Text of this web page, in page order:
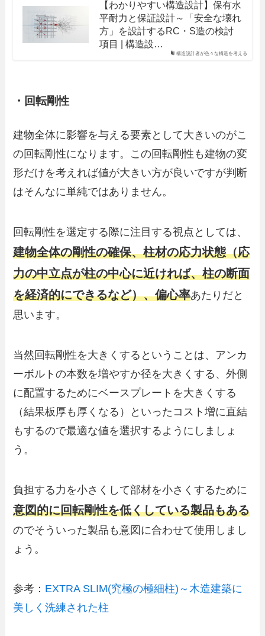
構造設計者が色々な構造を考える
【わかりやすい構造設計】保有水
平耐力と保証設計～「安全な壊れ
方」を設計するRC・S造の検討
項目 | 構造設…
・回転剛性
建物全体に影響を与える要素として大きいのがこ
の回転剛性になります。この回転剛性も建物の変
形だけを考えれば値が大きい方が良いですが判断
はそんなに単純ではありません。
回転剛性を選定する際に注目する視点としては、
建物全体の剛性の確保、柱材の応力状態（応
力の中立点が柱の中心に近ければ、柱の断面
を経済的にできるなど）、偏心率あたりだと
思います。
当然回転剛性を大きくするということは、アンカ
ーボルトの本数を増やすか径を大きくする、外側
に配置するためにベースプレートを大きくする
（結果板厚も厚くなる）といったコスト増に直結
もするので最適な値を選択するようにしましょ
う。
負担する力を小さくして部材を小さくするために
意図的に回転剛性を低くしている製品もある
のでそういった製品も意図に合わせて使用しまし
ょう。
参考： EXTRA SLIM(究極の極細柱)～木造建築に
美しく洗練された柱